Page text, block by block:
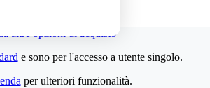
altre opzioni di acquisto
e sono per l'accesso a utente singolo.
per ulteriori funzionalità.